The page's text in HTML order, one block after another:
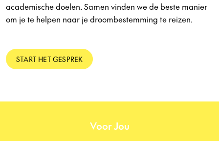
academische doelen. Samen vinden we de beste manier
om je te helpen naar je droombestemming te reizen.
START HET GESPREK
Voor Jou